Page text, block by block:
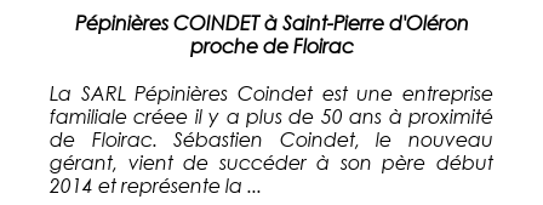
Pépinières COINDET à Saint-Pierre d'Oléron
proche de Floirac
La SARL Pépinières Coindet est une entreprise
familiale créee il y a plus de 50 ans à proximité
de Floirac. Sébastien Coindet, le nouveau
gérant, vient de succéder à son père début
2014 et représente la ...